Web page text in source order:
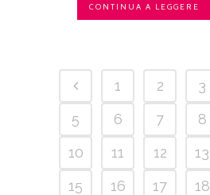
CONTINUA A LEGGERE
1 2 3
5
6 7 8
10
11 12 13
15
16 17 18